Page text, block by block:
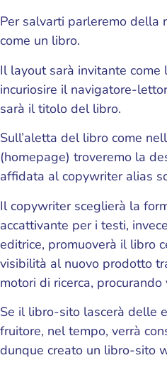
Per salvarti parleremo della
come un libro.
Il layout sarà invitante
incuriosire il navigatore-
sarà il titolo del libro.
Sull’aletta del libro come
(homepage) troveremo la
affidata al copywriter alias
Il copywriter sceglierà la
accattivante per i testi,
editrice, promuoverà il libro
visibilità al nuovo prodotto
motori di ricerca,
Se il libro-sito lascerà delle
fruitore, nel tempo, verrà
dunque creato un libro-sito